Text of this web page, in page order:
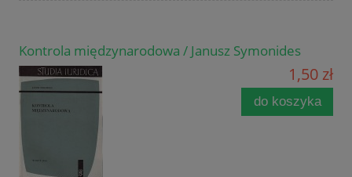
Kontrola międzynarodowa / Janusz Symonides
1,50 zł
do koszyka